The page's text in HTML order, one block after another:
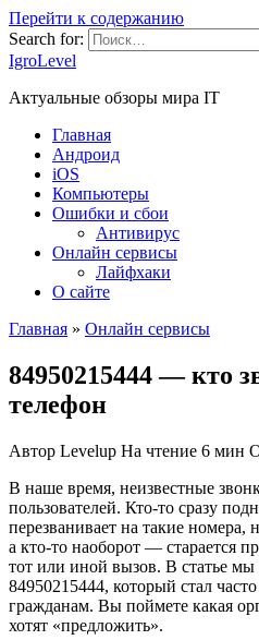
Перейти к содержанию
Search for:
IgroLevel
Актуальные обзоры мира IT
Главная
Андроид
iOS
Компьютеры
Ошибки и сбои
Антивирус
Онлайн сервисы
Лайфхаки
О сайте
Главная » Онлайн сервисы
84950215444 — кто
телефон
Автор Levelup На чтение 6 мин
В наше время, неизвестные
пользователей. Кто-то сразу
перезванивает на такие номера,
а кто-то наоборот — старается
тот или иной вызов. В статье
84950215444, который стал
гражданам. Вы поймете какая
хотят «предложить».